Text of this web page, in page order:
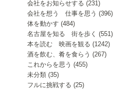
会社をお知らせする (231)
会社を想う 仕事を思う (396)
体を動かす (484)
名古屋を知る 街を歩く (551)
本を読む 映画を観る (1242)
酒を飲む、肴を食らう (267)
これからを思う (455)
未分類 (35)
フルに挑戦する (25)